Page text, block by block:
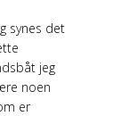
synes det
jeg
noen
er